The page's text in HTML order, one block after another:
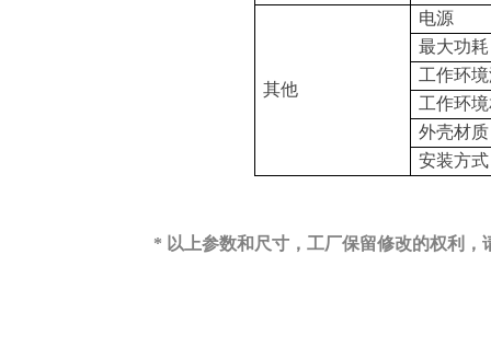
其他
电源
最大功耗
工作环
工作环
外壳材质
安装方式
* 以上参数和尺寸， 工厂保留修改的权利，